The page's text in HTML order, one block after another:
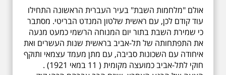
אולם "מלחמות השבת" בעיר העברית הראשונה התחילו
עוד קודם לכן, עם ראשית שלטון המנדט הבריטי. מסתבר
כי שמירת השבת בתור יום המנוחה הרשמי כמעט מנעה
את התפתחותה של תל-אביב בראשית שנות העשרים ואת
איחודה עם השכונות סביבה, עם מתן מעמד עצמאי ותוקף
חוקי לתל-אביב כמועצה מקומית ( 11 במאי 1921) .